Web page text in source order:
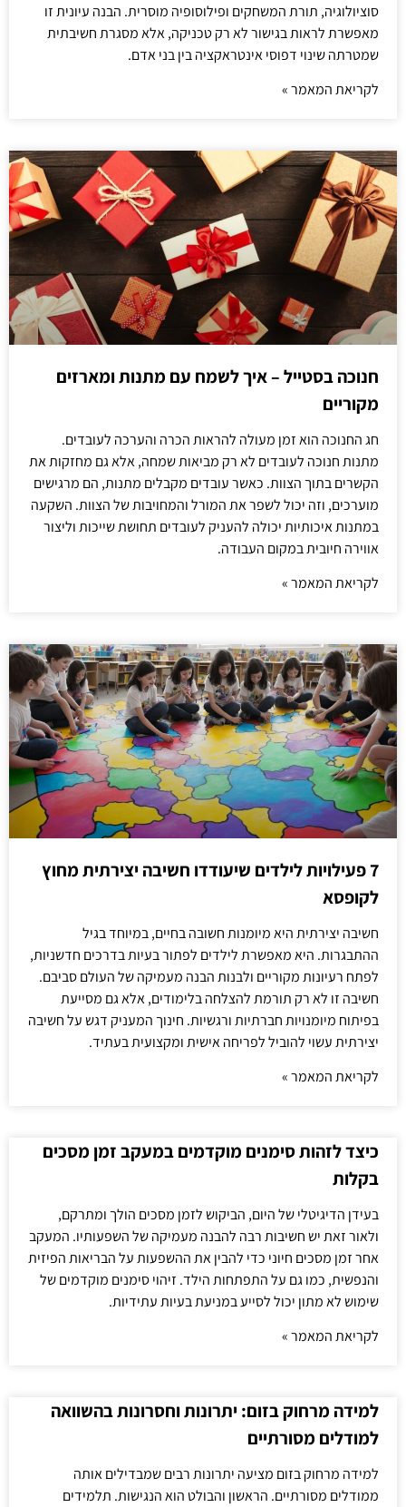
סוציולוגיה, תורת המשחקים ופילוסופיה מוסרית. הבנה עיונית זו
מאפשרת לראות בגישור לא רק טכניקה, אלא מסגרת חשיבתית
שמטרתה שינוי דפוסי אינטראקציה בין בני אדם.
לקריאת המאמר »
חנוכה בסטייל – איך לשמח עם מתנות ומארזים
מקוריים
חג החנוכה הוא זמן מעולה להראות הכרה והערכה לעובדים.
מתנות חנוכה לעובדים לא רק מביאות שמחה, אלא גם מחזקות את
הקשרים בתוך הצוות. כאשר עובדים מקבלים מתנות, הם מרגישים
מוערכים, וזה יכול לשפר את המורל והמחויבות של הצוות. השקעה
במתנות איכותיות יכולה להעניק לעובדים תחושת שייכות וליצור
אווירה חיובית במקום העבודה.
לקריאת המאמר »
7 פעילויות לילדים שיעודדו חשיבה יצירתית מחוץ
לקופסא
חשיבה יצירתית היא מיומנות חשובה בחיים, במיוחד בגיל
ההתבגרות. היא מאפשרת לילדים לפתור בעיות בדרכים חדשניות,
לפתח רעיונות מקוריים ולבנות הבנה מעמיקה של העולם סביבם.
חשיבה זו לא רק תורמת להצלחה בלימודים, אלא גם מסייעת
בפיתוח מיומנויות חברתיות ורגשיות. חינוך המעניק דגש על חשיבה
יצירתית עשוי להוביל לפריחה אישית ומקצועית בעתיד.
לקריאת המאמר »
כיצד לזהות סימנים מוקדמים במעקב זמן מסכים
בקלות
בעידן הדיגיטלי של היום, הביקוש לזמן מסכים הולך ומתרקם,
ולאור זאת יש חשיבות רבה להבנה מעמיקה של השפעותיו. המעקב
אחר זמן מסכים חיוני כדי להבין את ההשפעות על הבריאות הפיזית
והנפשית, כמו גם על התפתחות הילד. זיהוי סימנים מוקדמים של
שימוש לא מתון יכול לסייע במניעת בעיות עתידיות.
לקריאת המאמר »
למידה מרחוק בזום: יתרונות וחסרונות בהשוואה
למודלים מסורתיים
למידה מרחוק בזום מציעה יתרונות רבים שמבדילים אותה
ממודלים מסורתיים. הראשון והבולט הוא הנגישות. תלמידים